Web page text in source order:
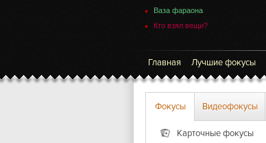
Ваза фараона
Кто взял вещи?
Главная Лучшие фокусы
Фокусы Видеофокусы
Карточные фокусы